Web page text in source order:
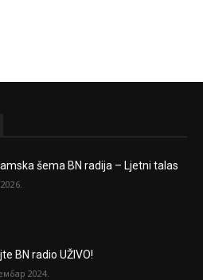
šema BN radija – Ljetni talas
BN radio UŽIVO!
2024.